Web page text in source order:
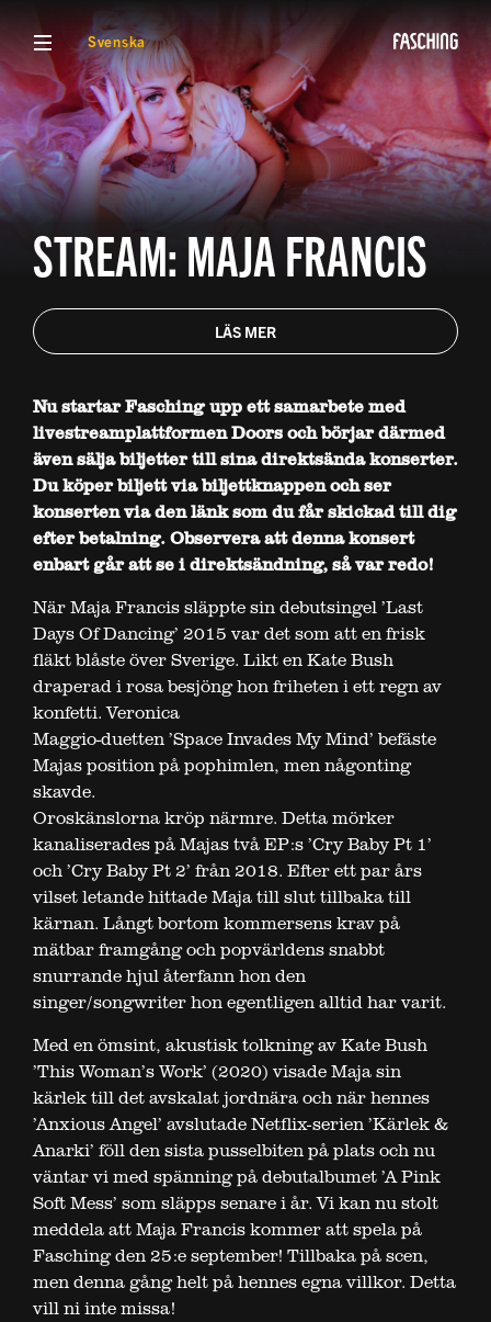
VISA MENY
Svenska
STREAM: MAJA FRANCIS
LÄS MER
Nu startar Fasching upp ett samarbete med
livestreamplattformen Doors och börjar därmed
även sälja biljetter till sina direktsända konserter.
Du köper biljett via biljettknappen och ser
konserten via den länk som du får skickad till dig
efter betalning. Observera att denna konsert
enbart går att se i direktsändning, så var redo!
När Maja Francis släppte sin debutsingel ’Last
Days Of Dancing’ 2015 var det som att en frisk
fläkt blåste över Sverige. Likt en Kate Bush
draperad i rosa besjöng hon friheten i ett regn av
konfetti. Veronica
Maggio-duetten ’Space Invades My Mind’ befäste
Majas position på pophimlen, men någonting
skavde.
Oroskänslorna kröp närmre. Detta mörker
kanaliserades på Majas två EP:s ’Cry Baby Pt 1’
och ’Cry Baby Pt 2’ från 2018. Efter ett par års
vilset letande hittade Maja till slut tillbaka till
kärnan. Långt bortom kommersens krav på
mätbar framgång och popvärldens snabbt
snurrande hjul återfann hon den
singer/songwriter hon egentligen alltid har varit.
Med en ömsint, akustisk tolkning av Kate Bush
’This Woman’s Work’ (2020) visade Maja sin
kärlek till det avskalat jordnära och när hennes
’Anxious Angel’ avslutade Netflix-serien ’Kärlek &
Anarki’ föll den sista pusselbiten på plats och nu
väntar vi med spänning på debutalbumet ’A Pink
Soft Mess’ som släpps senare i år. Vi kan nu stolt
meddela att Maja Francis kommer att spela på
Fasching den 25:e september! Tillbaka på scen,
men denna gång helt på hennes egna villkor. Detta
vill ni inte missa!